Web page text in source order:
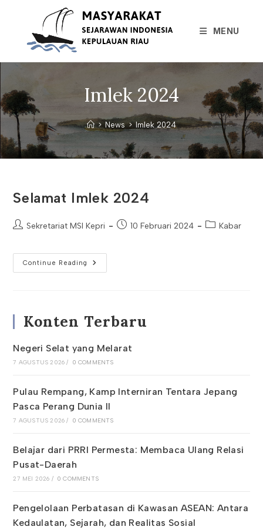
MENU
Imlek 2024
> News > Imlek 2024
Selamat Imlek 2024
PostSekretariat MSI Kepri
Post10 Februari 2024
PostKabar
Continue Reading
Selamat
Imlek
Konten Terbaru
Negeri Selat yang Melarat
7 AGUSTUS 2026 / 0 COMMENTS
Pulau Rempang, Kamp Interniran Tentara Jepang
Pasca Perang Dunia II
7 AGUSTUS 2026 / 0 COMMENTS
Belajar dari PRRI Permesta: Membaca Ulang Relasi
Pusat-Daerah
27 MEI 2026 / 0 COMMENTS
Pengelolaan Perbatasan di Kawasan ASEAN: Antara
Kedaulatan, Sejarah, dan Realitas Sosial